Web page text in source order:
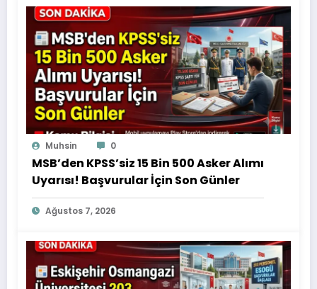
Muhsin 0
MSB’den KPSS’siz 15 Bin 500 Asker Alımı
Uyarısı! Başvurular İçin Son Günler
Ağustos 7, 2026